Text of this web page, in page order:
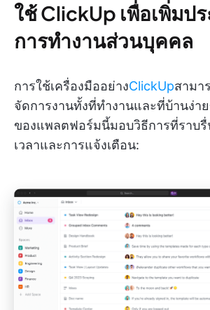
ใช้ ClickUp เพื่อเพิ่มป
การทำงานส่วนบุคคล
การใช้เครื่องมืออย่างClickUpสามา
จัดการงานทั้งที่ทำงานและที่บ้านง่
ของแพลตฟอร์มนี้มอบวิธีการที่ราบรื่
เวลาและการแจ้งเตือน: